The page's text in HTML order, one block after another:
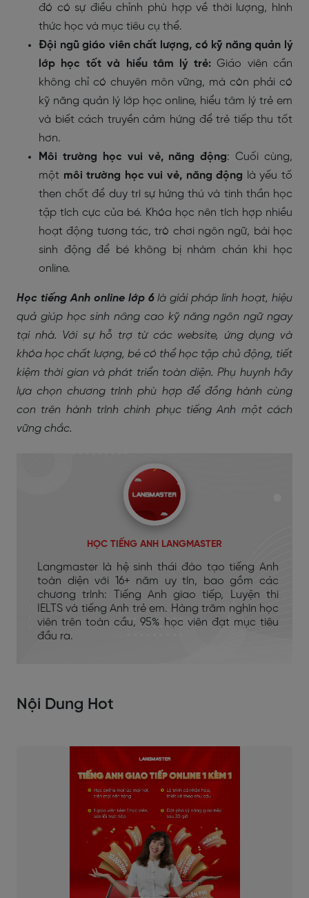
đó có sự điều chỉnh phù hợp về thời lượng, hình
thức học và mục tiêu cụ thể.
Đội ngũ giáo viên chất lượng, có kỹ năng quản lý
lớp học tốt và hiểu tâm lý trẻ:Giáo viên cần
không chỉ có chuyên môn vững, mà còn phải có
kỹ năng quản lý lớp học online, hiểu tâm lý trẻ em
và biết cách truyền cảm hứng để trẻ tiếp thu tốt
hơn.
Môi trường học vui vẻ, năng động: Cuối cùng,
một môi trường học vui vẻ, năng động là yếu tố
then chốt để duy trì sự hứng thú và tinh thần học
tập tích cực của bé. Khóa học nên tích hợp nhiều
hoạt động tương tác, trò chơi ngôn ngữ, bài học
sinh động để bé không bị nhàm chán khi học
online.
Học tiếng Anh online lớp 6là giải pháp linh hoạt, hiệu
quả giúp học sinh nâng cao kỹ năng ngôn ngữ ngay
tại nhà. Với sự hỗ trợ từ các website, ứng dụng và
khóa học chất lượng, bé có thể học tập chủ động, tiết
kiệm thời gian và phát triển toàn diện. Phụ huynh hãy
lựa chọn chương trình phù hợp để đồng hành cùng
con trên hành trình chinh phục tiếng Anh một cách
vững chắc.
HỌC TIẾNG ANH LANGMASTER
Langmaster là hệ sinh thái đào tạo tiếng Anh
toàn diện với 16+ năm uy tín, bao gồm các
chương trình: Tiếng Anh giao tiếp, Luyện thi
IELTS và tiếng Anh trẻ em. Hàng trăm nghìn học
viên trên toàn cầu, 95% học viên đạt mục tiêu
đầu ra.
Nội Dung Hot